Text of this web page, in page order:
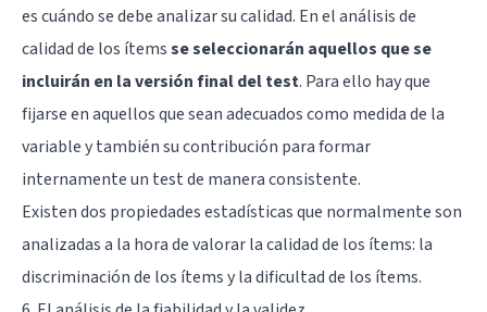
es cuándo se debe analizar su calidad. En el análisis de
calidad de los ítemsse seleccionarán aquellos que se
incluirán en la versión final del test. Para ello hay que
fijarse en aquellos que sean adecuados como medida de la
variable y también su contribución para formar
internamente un test de manera consistente.
Existen dos propiedades estadísticas que normalmente son
analizadas a la hora de valorar la calidad de los ítems: la
discriminación de los ítems y la dificultad de los ítems.